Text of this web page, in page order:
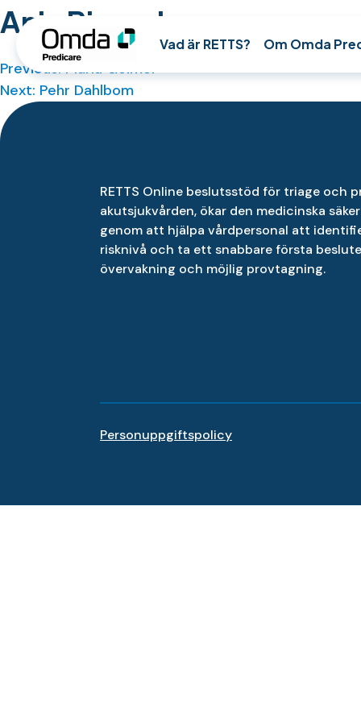
Skip
to
content
Vad är RETTS? Om Omda
Anja Bjørneboe
Inläggsnavigering
Previous: Maria Geimer
Next: Pehr Dahlbom
RETTS Online beslutsstöd för triage och
akutsjukvården, ökar den medicinska
genom att hjälpa vårdpersonal att
risknivå och ta ett snabbare första
övervakning och möjlig provtagning.
Personuppgiftspolicy